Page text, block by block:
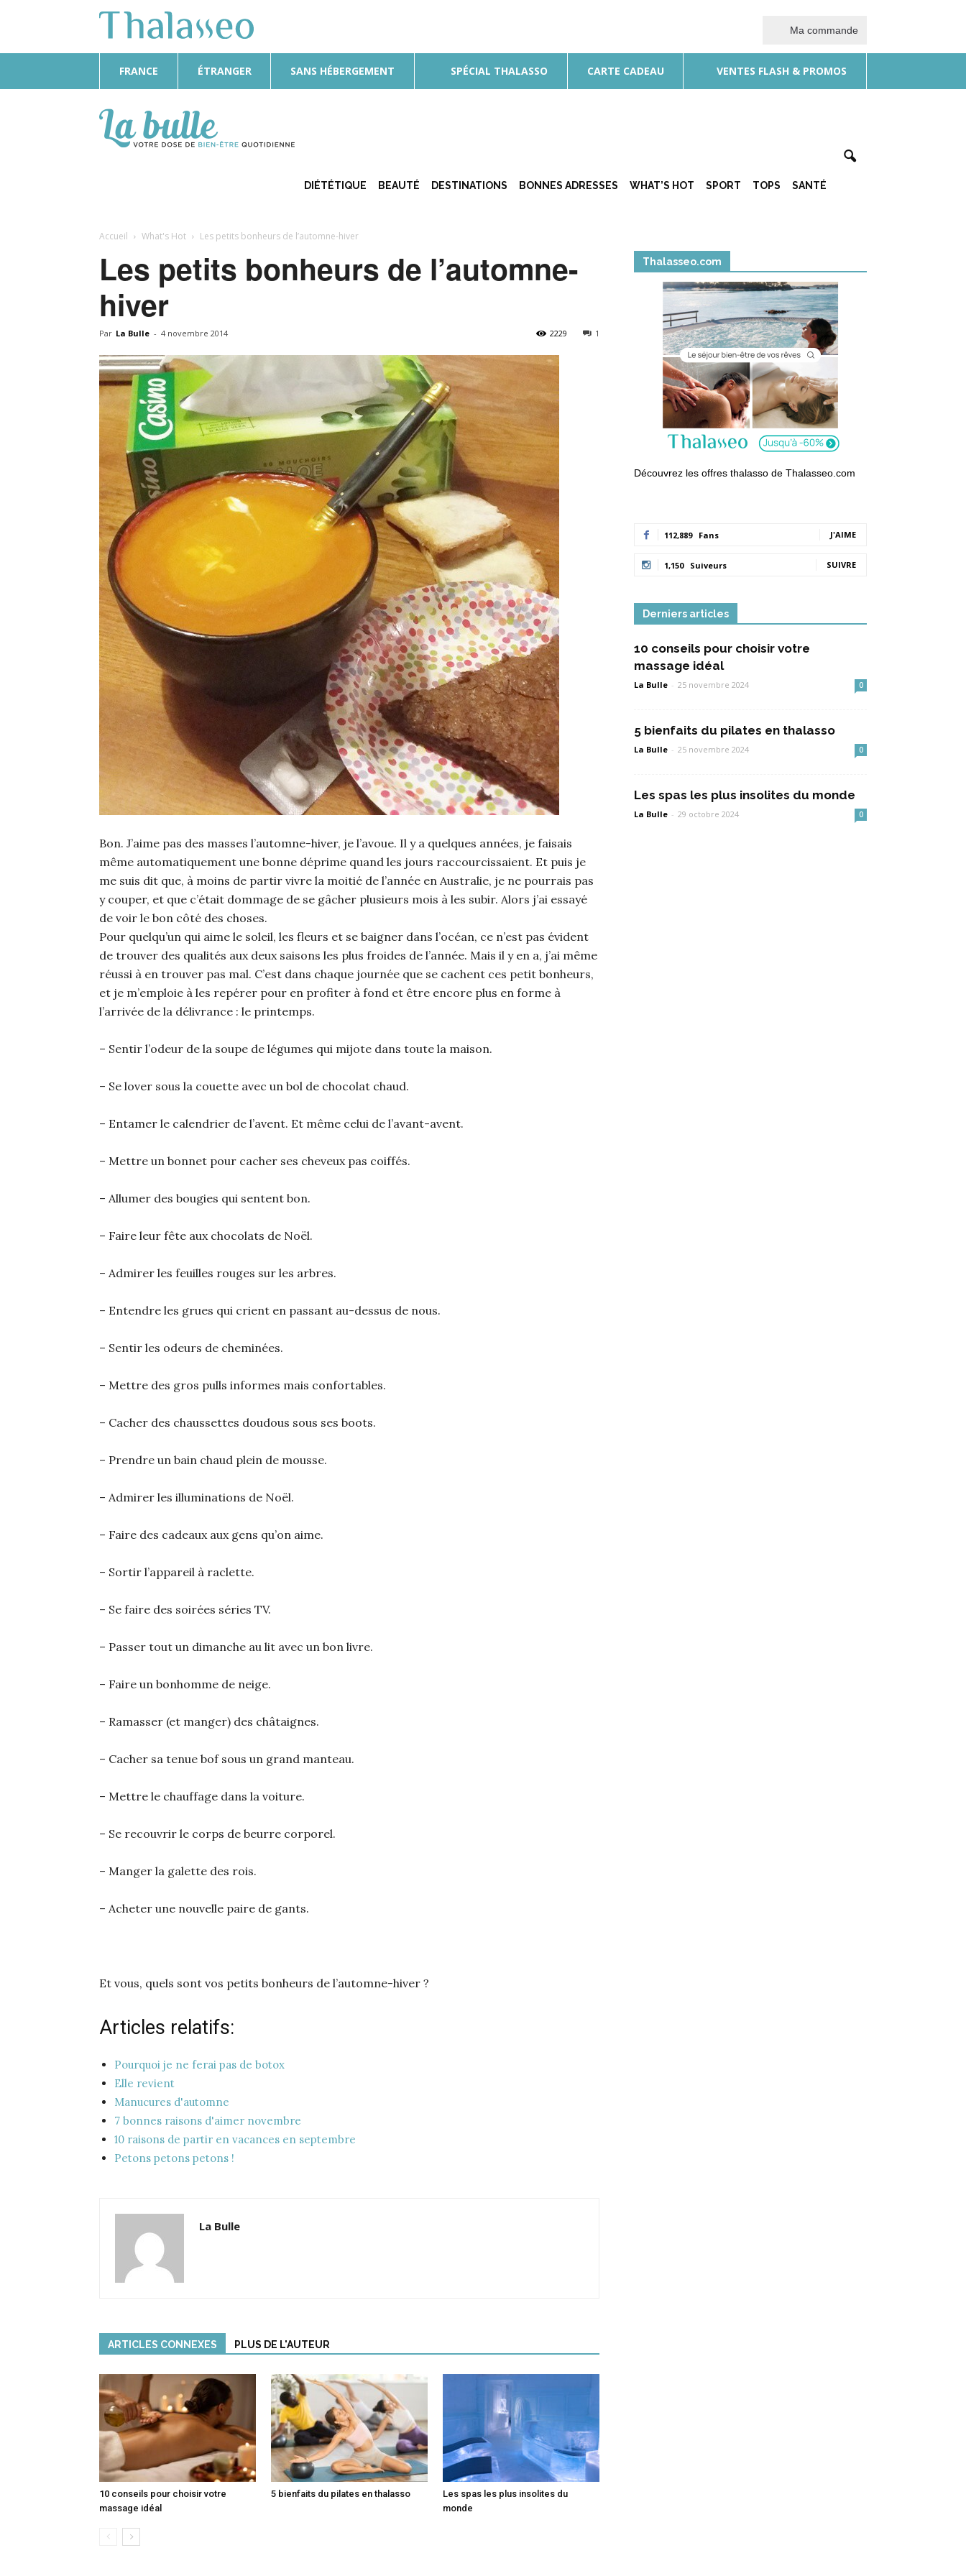
Ma commande
FRANCE ÉTRANGER SANS HÉBERGEMENT SPÉCIAL THALASSO CARTE CADEAU VENTES FLASH & PROMOS
Bulle
DIÉTÉTIQUE BEAUTÉ DESTINATIONS BONNES ADRESSES WHAT’S HOT SPORT TOPS SANTÉ
Accueil What's Hot Les petits bonheurs de l’automne-hiver
Les petits bonheurs de l’automne-
hiver
Par La Bulle - 4 novembre 2014 1
2229
Bon. J’aime pas des masses l’automne-hiver, je l’avoue. Il y a quelques années, je faisais
même automatiquement une bonne déprime quand les jours raccourcissaient. Et puis je
me suis dit que, à moins de partir vivre la moitié de l’année en Australie, je ne pourrais pas
y couper, et que c’était dommage de se gâcher plusieurs mois à les subir. Alors j’ai essayé
de voir le bon côté des choses.
Pour quelqu’un qui aime le soleil, les fleurs et se baigner dans l’océan, ce n’est pas évident
de trouver des qualités aux deux saisons les plus froides de l’année. Mais il y en a, j’ai même
réussi à en trouver pas mal. C’est dans chaque journée que se cachent ces petit bonheurs,
et je m’emploie à les repérer pour en profiter à fond et être encore plus en forme à
l’arrivée de la délivrance : le printemps.
– Sentir l’odeur de la soupe de légumes qui mijote dans toute la maison.
– Se lover sous la couette avec un bol de chocolat chaud.
– Entamer le calendrier de l’avent. Et même celui de l’avant-avent.
– Mettre un bonnet pour cacher ses cheveux pas coiffés.
– Allumer des bougies qui sentent bon.
– Faire leur fête aux chocolats de Noël.
– Admirer les feuilles rouges sur les arbres.
– Entendre les grues qui crient en passant au-dessus de nous.
– Sentir les odeurs de cheminées.
– Mettre des gros pulls informes mais confortables.
– Cacher des chaussettes doudous sous ses boots.
– Prendre un bain chaud plein de mousse.
– Admirer les illuminations de Noël.
– Faire des cadeaux aux gens qu’on aime.
– Sortir l’appareil à raclette.
– Se faire des soirées séries TV.
– Passer tout un dimanche au lit avec un bon livre.
– Faire un bonhomme de neige.
– Ramasser (et manger) des châtaignes.
– Cacher sa tenue bof sous un grand manteau.
– Mettre le chauffage dans la voiture.
– Se recouvrir le corps de beurre corporel.
– Manger la galette des rois.
– Acheter une nouvelle paire de gants.
Et vous, quels sont vos petits bonheurs de l’automne-hiver ?
Articles relatifs:
Pourquoi je ne ferai pas de botox
Elle revient
Manucures d'automne
7 bonnes raisons d'aimer novembre
10 raisons de partir en vacances en septembre
Petons petons petons !
La Bulle
ARTICLES CONNEXES PLUS DE L'AUTEUR
10 conseils pour choisir votre
massage idéal
5 bienfaits du pilates en thalasso
Les spas les plus insolites du
monde
Thalasseo.com
Découvrez les offres thalasso de Thalasseo.com
112,889 Fans J'AIME
1,150 Suiveurs SUIVRE
Derniers articles
10 conseils pour choisir votre
massage idéal
La Bulle - 25 novembre 2024 0
5 bienfaits du pilates en thalasso
La Bulle - 25 novembre 2024 0
Les spas les plus insolites du monde
La Bulle - 29 octobre 2024 0